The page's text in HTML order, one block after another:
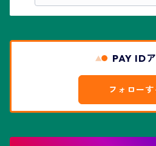
リザード・スキン兜
花園兜
エリオシケ属
パキポディウム属
PAY ID
フォローす